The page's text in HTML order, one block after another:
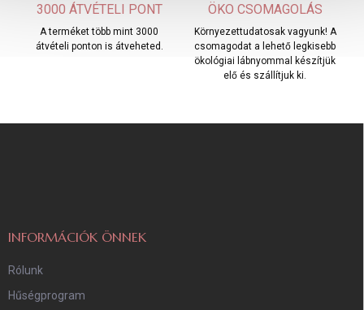
3000 ÁTVÉTELI PONT
A terméket több mint 3000
átvételi ponton is átveheted.
ÖKO CSOMAGOLÁS
Környezettudatosak vagyunk! A
csomagodat a lehető legkisebb
ökológiai lábnyommal készítjük
elő és szállítjuk ki.
INFORMÁCIÓK ÖNNEK
Rólunk
Hűségprogram